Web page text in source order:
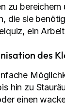
zu
die sie
ein
des
hin zu
einen